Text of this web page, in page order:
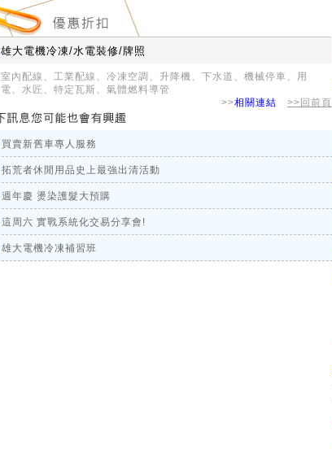
雄大電機冷凍/水電裝修/牌照
室內配線、工業配線、冷凍空調、升降機、下水道、機械停車、用
電、水匠、特定瓦斯、氣體燃料導管
>>相關連結 >>回前頁
買賣新舊車專人服務
拓荒者休閒用品史上最強出清活動
週年慶 燙染護髮大預購
這周六 實戰系統化交易分享會!
雄大電機冷凍補習班